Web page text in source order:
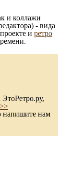
и коллажи
- вида
и ретро
напишите нам